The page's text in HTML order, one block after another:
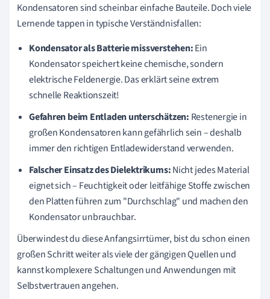
Kondensatoren sind scheinbar einfache Bauteile. Doch viele
Lernende tappen in typische Verständnisfallen:
Kondensator als Batterie missverstehen:Ein
Kondensator speichert keine chemische, sondern
elektrische Feldenergie. Das erklärt seine extrem
schnelle Reaktionszeit!
Gefahren beim Entladen unterschätzen: Restenergie in
großen Kondensatoren kann gefährlich sein – deshalb
immer den richtigen Entladewiderstand verwenden.
Falscher Einsatz des Dielektrikums:Nicht jedes Material
eignet sich – Feuchtigkeit oder leitfähige Stoffe zwischen
den Platten führen zum "Durchschlag" und machen den
Kondensator unbrauchbar.
Überwindest du diese Anfangsirrtümer, bist du schon einen
großen Schritt weiter als viele der gängigen Quellen und
kannst komplexere Schaltungen und Anwendungen mit
Selbstvertrauen angehen.